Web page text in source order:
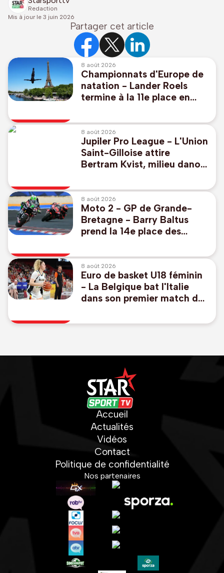
Redaction
Mis à jour le 3 juin 2026
Partager cet article
8 août 2026
Championnats d'Europe de
natation - Lander Roels
termine à la 11e place en
8 août 2026
Jupiler Pro League - L'Union
Saint-Gilloise attire
Bertram Kvist, milieu danois
U23
8 août 2026
Moto 2 - GP de Grande-
Bretagne - Barry Baltus
prend la 14e place des
retour à la compétition
8 août 2026
Euro de basket U18 féminin
- La Belgique bat l'Italie
dans son premier match de
du Mondial
Accueil
Actualités
Vidéos
Contact
Politique de confidentialité
Nos partenaires